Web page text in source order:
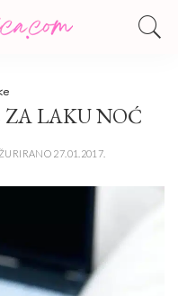
ZA LAKU NOĆ
27.01.2017.